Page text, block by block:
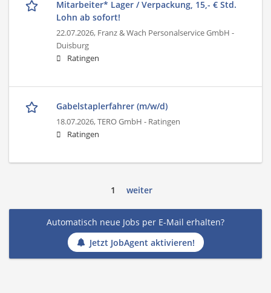
Mitarbeiter* Lager / Verpackung, 15,- € Std.
Lohn ab sofort!
22.07.2026, Franz & Wach Personalservice GmbH -
Duisburg
Ratingen
Gabelstaplerfahrer (m/w/d)
18.07.2026,TERO GmbH - Ratingen
Ratingen
1 weiter
Automatisch neue Jobs per E-Mail erhalten?
Jetzt JobAgent aktivieren!